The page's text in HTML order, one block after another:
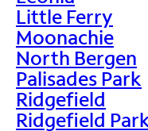
Little Ferry
Moonachie
North Bergen
Palisades Park
Ridgefield
Ridgefield